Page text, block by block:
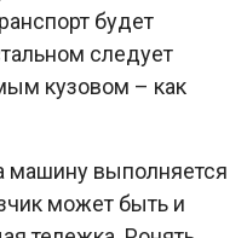
будет
следует
кузовом – как
выполняется
может быть и